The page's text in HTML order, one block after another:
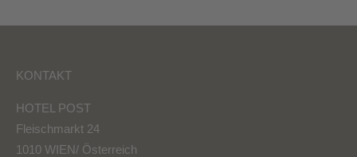
KONTAKT
HOTEL POST
Fleischmarkt 24
1010 WIEN/ Österreich